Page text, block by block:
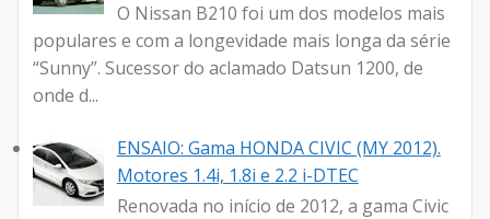
O Nissan B210 foi um dos modelos mais
populares e com a longevidade mais longa da série
“Sunny”. Sucessor do aclamado Datsun 1200, de
onde d...
ENSAIO: Gama HONDA CIVIC (MY 2012).
Motores 1.4i, 1.8i e 2.2 i-DTEC
Renovada no início de 2012, a gama Civic